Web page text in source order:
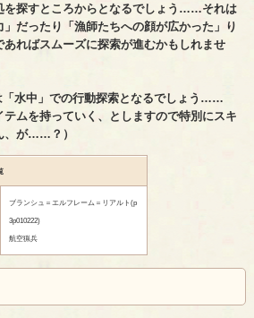
を探すところからとなるでしょう……それは
だったり「漁師たちへの顔が広かった」り
ればスムーズに探索が進むかもしれませ
水中」での行動探索となるでしょう……
テムを持っていく、としますので特別にスキ
、が……？）
ブランシュ＝エルフレーム＝リアルト(p
3p010222)
航空猟兵